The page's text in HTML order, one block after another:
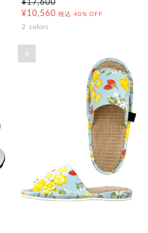
¥17,600
¥10,560 税込 40% OFF
2 colors
4